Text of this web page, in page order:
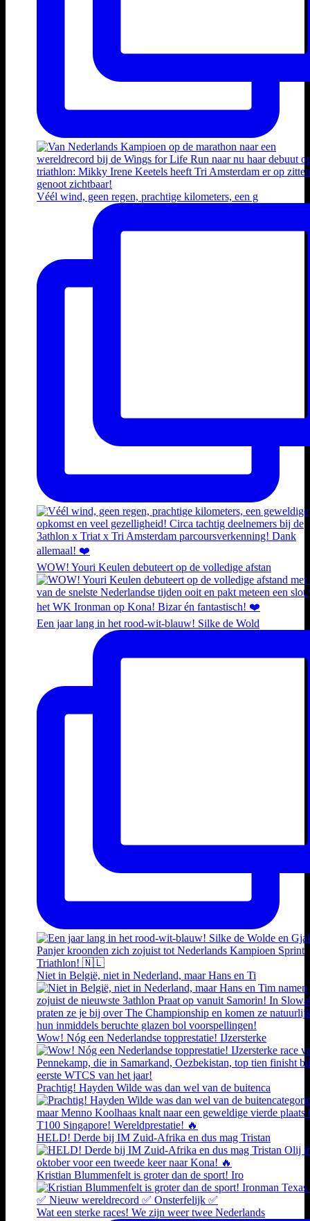
Véél wind, geen regen, prachtige kilometers, een g
WOW! Youri Keulen debuteert op de volledige afstan
Een jaar lang in het rood-wit-blauw! Silke de Wold
Niet in België, niet in Nederland, maar Hans en Ti
Wow! Nóg een Nederlandse topprestatie! IJzersterke
Prachtig! Hayden Wilde was dan wel van de buitenca
HELD! Derde bij IM Zuid-Afrika en dus mag Tristan
Kristian Blummenfelt is groter dan de sport! Iro
Wat een sterke races! We zijn weer twee Nederlands